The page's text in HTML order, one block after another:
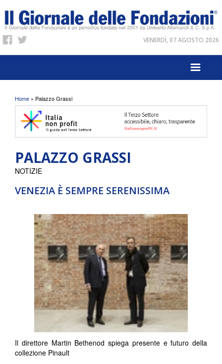
VENERDÌ, 07 AGOSTO 2026
Tu sei qui
Home » Palazzo Grassi
PALAZZO GRASSI
VENEZIA È SEMPRE SERENISSIMA
NOTIZIE
Il direttore Martin Bethenod spiega presente e futuro della
collezione Pinault